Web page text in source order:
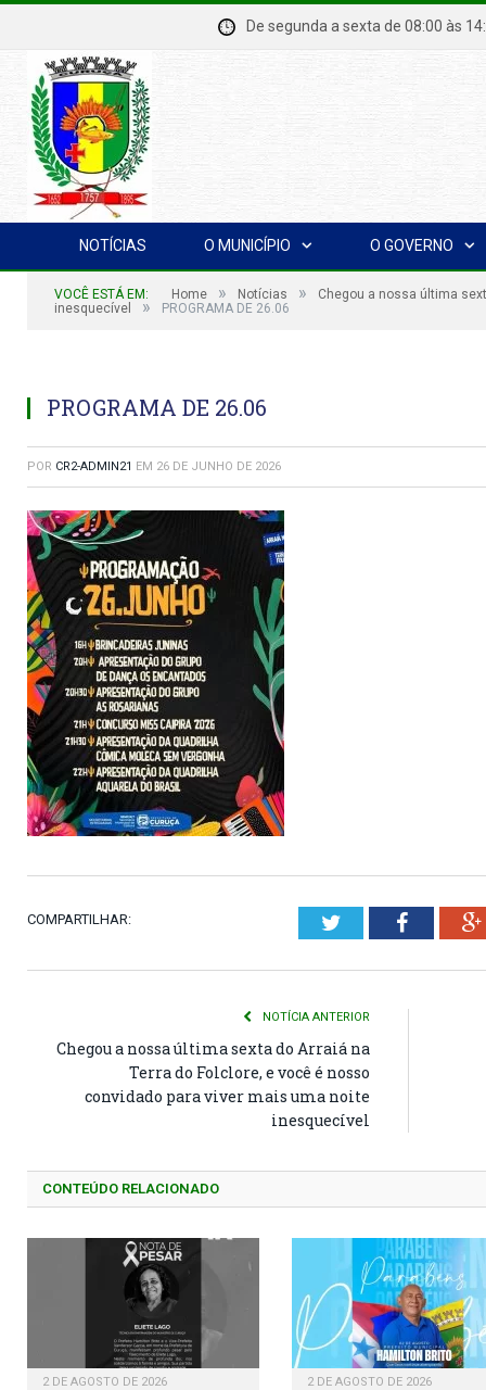
De segunda a sexta de 08:00
NOTÍCIAS O MUNICÍPIO O GOVERNO
VOCÊ ESTÁ EM: Home » Notícias »
Chegou a nossa última
inesquecível
» PROGRAMA DE 26.06
PROGRAMA DE 26.06
POR CR2-ADMIN21 EM 26 DE JUNHO DE 2026
COMPARTILHAR: Twitter
NOTÍCIA ANTERIOR
Chegou a nossa última sexta do Arraiá na
Terra do Folclore, e você é nosso
convidado para viver mais uma noite
inesquecível
CONTEÚDO RELACIONADO
2 DE AGOSTO DE 2026 2 DE AGOSTO DE 2026